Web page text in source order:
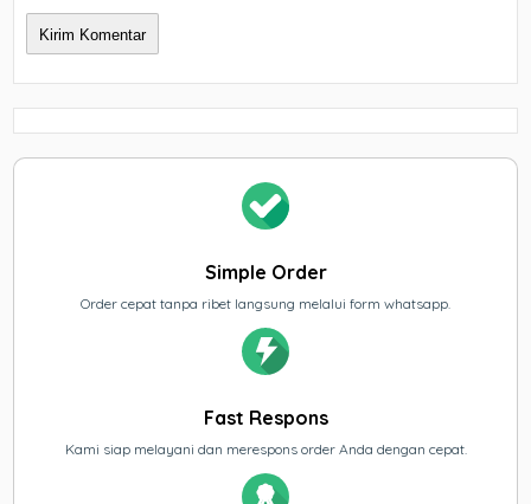
Simple Order
Order cepat tanpa ribet langsung melalui form whatsapp.
Fast Respons
Kami siap melayani dan merespons order Anda dengan cepat.